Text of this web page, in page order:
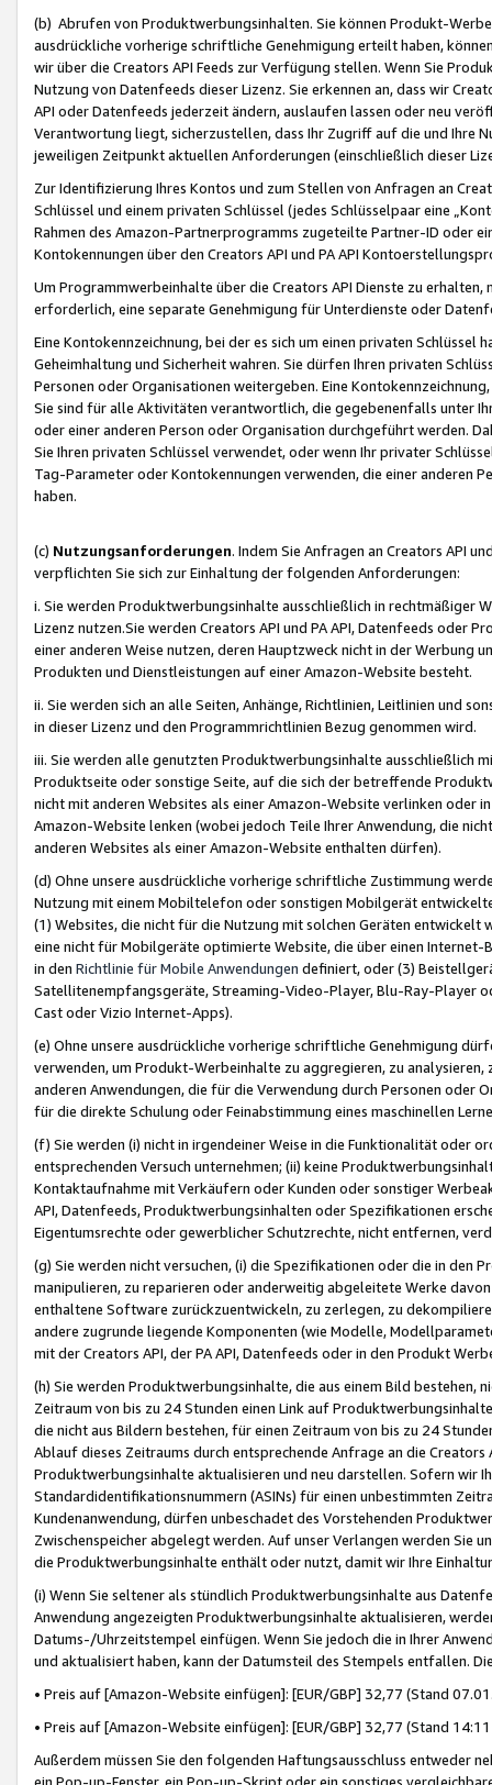
(b) Abrufen von Produktwerbungsinhalten. Sie können Produkt-
ausdrückliche vorherige schriftliche Genehmigung erteilt haben,
wir über die Creators API Feeds zur Verfügung stellen. Wenn Sie
Nutzung von Datenfeeds dieser Lizenz. Sie erkennen an, dass wir
API oder Datenfeeds jederzeit ändern, auslaufen lassen oder neu
Verantwortung liegt, sicherzustellen, dass Ihr Zugriff auf die und Ihre
jeweiligen Zeitpunkt aktuellen Anforderungen (einschließlich dieser
Zur Identifizierung Ihres Kontos und zum Stellen von Anfragen an
Schlüssel und einem privaten Schlüssel (jedes Schlüsselpaar eine
Rahmen des Amazon-Partnerprogramms zugeteilte Partner-ID oder
Kontokennungen über den Creators API und PA API
Um Programmwerbeinhalte über die Creators API Dienste zu
erforderlich, eine separate Genehmigung für Unterdienste oder
Eine Kontokennzeichnung, bei der es sich um einen privaten
Geheimhaltung und Sicherheit wahren. Sie dürfen Ihren privaten
Personen oder Organisationen weitergeben. Eine
Sie sind für alle Aktivitäten verantwortlich, die gegebenenfalls unter
oder einer anderen Person oder Organisation durchgeführt werden.
Sie Ihren privaten Schlüssel verwendet, oder wenn Ihr privater
Tag-Parameter oder Kontokennungen verwenden, die einer anderen
haben.
(c) Nutzungsanforderungen. Indem Sie Anfragen an Creators API
verpflichten Sie sich zur Einhaltung der folgenden Anforderungen:
i. Sie werden Produktwerbungsinhalte ausschließlich in rechtmäßiger
Lizenz nutzen.Sie werden Creators API und PA API, Datenfeeds oder
einer anderen Weise nutzen, deren Hauptzweck nicht in der Werbung
Produkten und Dienstleistungen auf einer Amazon-Website besteht.
ii. Sie werden sich an alle Seiten, Anhänge, Richtlinien, Leitlinien und
in dieser Lizenz und den Programmrichtlinien Bezug genommen wird.
iii. Sie werden alle genutzten Produktwerbungsinhalte ausschließlich
Produktseite oder sonstige Seite, auf die sich der betreffende
nicht mit anderen Websites als einer Amazon-Website verlinken oder
Amazon-Website lenken (wobei jedoch Teile Ihrer Anwendung, die
anderen Websites als einer Amazon-Website enthalten dürfen).
(d) Ohne unsere ausdrückliche vorherige schriftliche Zustimmung
Nutzung mit einem Mobiltelefon oder sonstigen Mobilgerät
(1) Websites, die nicht für die Nutzung mit solchen Geräten
eine nicht für Mobilgeräte optimierte Website, die über einen
in den Richtlinie für Mobile Anwendungen definiert, oder (3)
Satellitenempfangsgeräte, Streaming-Video-Player, Blu-Ray-Player
Cast oder Vizio Internet-Apps).
(e) Ohne unsere ausdrückliche vorherige schriftliche Genehmigung
verwenden, um Produkt-Werbeinhalte zu aggregieren, zu
anderen Anwendungen, die für die Verwendung durch Personen
für die direkte Schulung oder Feinabstimmung eines maschinellen
(f) Sie werden (i) nicht in irgendeiner Weise in die Funktionalität oder
entsprechenden Versuch unternehmen; (ii) keine
Kontaktaufnahme mit Verkäufern oder Kunden oder sonstiger
API, Datenfeeds, Produktwerbungsinhalten oder Spezifikationen
Eigentumsrechte oder gewerblicher Schutzrechte, nicht entfernen,
(g) Sie werden nicht versuchen, (i) die Spezifikationen oder die in
manipulieren, zu reparieren oder anderweitig abgeleitete Werke
enthaltene Software zurückzuentwickeln, zu zerlegen, zu
andere zugrunde liegende Komponenten (wie Modelle,
mit der Creators API, der PA API, Datenfeeds oder in den Produkt
(h) Sie werden Produktwerbungsinhalte, die aus einem Bild bestehen,
Zeitraum von bis zu 24 Stunden einen Link auf
die nicht aus Bildern bestehen, für einen Zeitraum von bis zu 24
Ablauf dieses Zeitraums durch entsprechende Anfrage an die
Produktwerbungsinhalte aktualisieren und neu darstellen. Sofern wir
Standardidentifikationsnummern (ASINs) für einen unbestimmten
Kundenanwendung, dürfen unbeschadet des Vorstehenden
Zwischenspeicher abgelegt werden. Auf unser Verlangen werden Sie
die Produktwerbungsinhalte enthält oder nutzt, damit wir Ihre
(i) Wenn Sie seltener als stündlich Produktwerbungsinhalte aus
Anwendung angezeigten Produktwerbungsinhalte aktualisieren,
Datums-/Uhrzeitstempel einfügen. Wenn Sie jedoch die in Ihrer
und aktualisiert haben, kann der Datumsteil des Stempels entfallen.
• Preis auf [Amazon-Website einfügen]: [EUR/GBP] 32,77 (Stand
• Preis auf [Amazon-Website einfügen]: [EUR/GBP] 32,77 (Stand
Außerdem müssen Sie den folgenden Haftungsausschluss entweder
ein Pop-up-Fenster, ein Pop-up-Skript oder ein sonstiges